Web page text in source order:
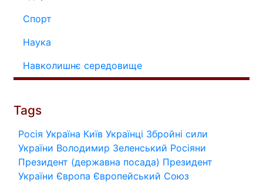
Спорт
Наука
Навколишнє середовище
Tags
Росія Україна Київ Українці Збройні сили
України Володимир Зеленський Росіяни
Президент (державна посада) Президент
України Європа Європейський Союз